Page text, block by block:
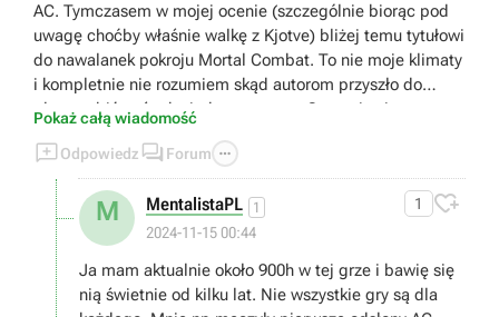
AC. Tymczasem w mojej ocenie (szczególnie biorąc pod
uwagę choćby właśnie walkę z Kjotve) bliżej temu tytułowi
do nawalanek pokroju Mortal Combat. To nie moje klimaty
i kompletnie nie rozumiem skąd autorom przyszło do
głowy robić coś tak niedorzecznego. Gra staje się przez to
zwyczajnie... nudna. Bo jak się domyślam rozwój postaci
uzależniony jest od tej konkretnej walki. Bez przejścia tego
bossa można zapomnieć o dalszej progresji. Czyli... Moja
przygoda z tym tytułem tutaj się kończy. Dziękuję.
Wysiadam.
Pokaż całą wiadomość
Odpowiedz  Forum 
M MentalistaPL 1
2024-11-15 00:44
1 
Ja mam aktualnie około 900h w tej grze i bawię się
nią świetnie od kilku lat. Nie wszystkie gry są dla